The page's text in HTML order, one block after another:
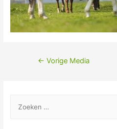
← Vorige Media